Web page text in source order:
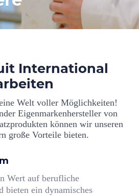
International
Welt voller Möglichkeiten!
Eigenmarkenhersteller von
können wir unseren
große Vorteile bieten.
Wert auf berufliche
bieten ein dynamisches